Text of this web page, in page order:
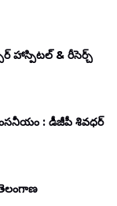
హాస్పిటల్ & రీసెర్చ్
: డీజీపీ శివధర్